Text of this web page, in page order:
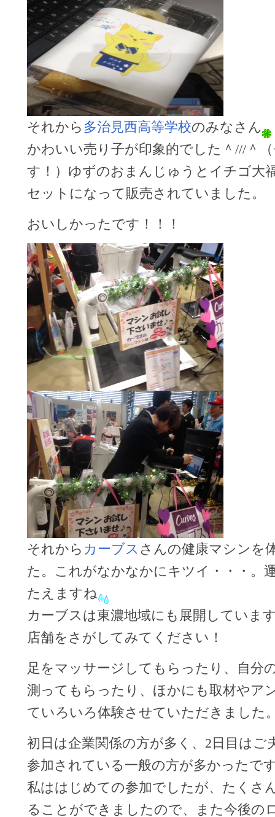
それから 多治見西高等学校のみなさん
かわいい売り子が印象的でした＾///＾
す！）ゆずのおまんじゅうとイチゴ大
セットになって販売されていました。
おいしかったです！！！
それから カーブス さんの健康マシンを
た。これがなかなかにキツイ・・・。
たえますね
カーブスは東濃地域にも展開していま
店舗をさがしてみてください！
足をマッサージしてもらったり、自分
測ってもらったり、ほかにも取材やア
ていろいろ体験させていただきました
初日は企業関係の方が多く、2日目はご
参加されている一般の方が多かったで
私ははじめての参加でしたが、たくさ
ることができましたので、また今後の